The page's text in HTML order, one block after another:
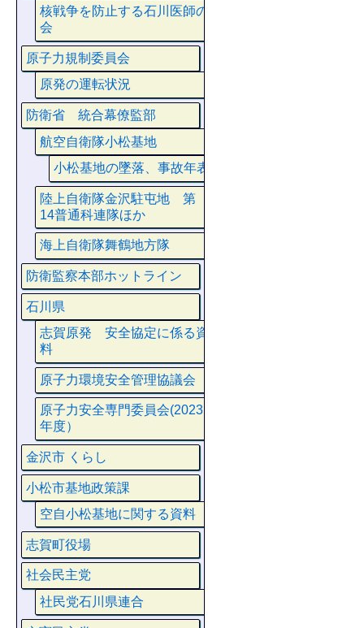
核戦争を防止する石川医師の
会
原子力規制委員会
原発の運転状況
防衛省 統合幕僚監部
航空自衛隊小松基地
小松基地の墜落、事故年表
陸上自衛隊金沢駐屯地 第
14普通科連隊ほか
海上自衛隊舞鶴地方隊
防衛監察本部ホットライン
石川県
志賀原発 安全協定に係る資
料
原子力環境安全管理協議会
原子力安全専門委員会(2023
年度）
金沢市 くらし
小松市基地政策課
空自小松基地に関する資料
志賀町役場
社会民主党
社民党石川県連合